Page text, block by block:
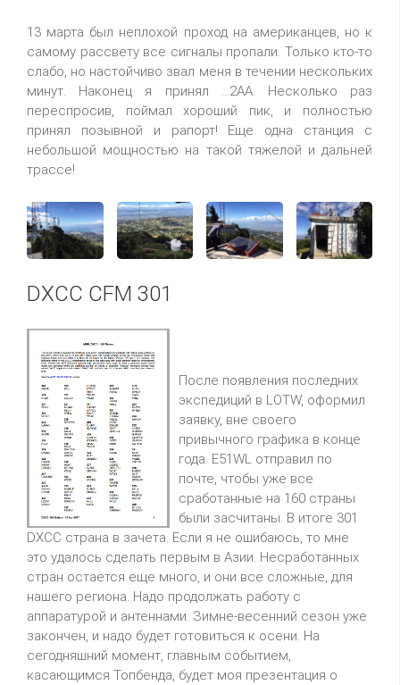
13 марта был неплохой проход на американцев, но к
самому рассвету все сигналы пропали. Только кто-то
слабо, но настойчиво звал меня в течении нескольких
минут. Наконец я принял ...2AA. Несколько раз
переспросив, поймал хороший пик, и полностью
принял позывной и рапорт! Еще одна станция с
небольшой мощностью на такой тяжелой и дальней
трассе!
DXCC CFM 301
После появления последних
экспедиций в LOTW, оформил
заявку, вне своего
привычного графика в конце
года. E51WL отправил по
почте, чтобы уже все
сработанные на 160 страны
были засчитаны. В итоге 301
DXCC страна в зачета. Если я не ошибаюсь, то мне
это удалось сделать первым в Азии. Несработанных
стран остается еще много, и они все сложные, для
нашего региона. Надо продолжать работу с
аппаратурой и антеннами. Зимне-весенний сезон уже
закончен, и надо будет готовиться к осени. На
сегодняшний момент, главным событием,
касающимся Топбенда, будет моя презентация о